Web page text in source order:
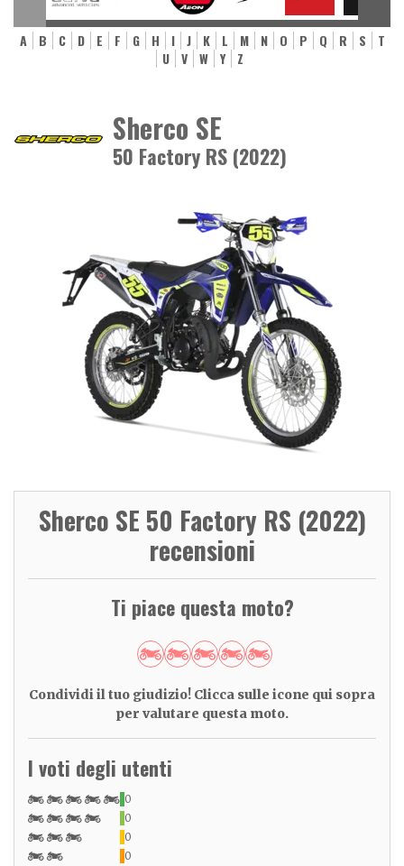
A B C D E F G H I J K L M N O P Q R S
T
U
V W Y Z
Sherco SE
50 Factory RS (2022)
Sherco SE 50 Factory RS (2022)
recensioni
Ti piace questa moto?
Condividi il tuo giudizio! Clicca sulle icone qui sopra
per valutare questa moto.
I voti degli utenti
0
0
0
0